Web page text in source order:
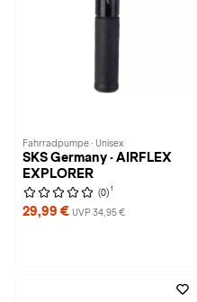
Fahrradpumpe · Unisex
SKS Germany · AIRFLEX
EXPLORER
(0) 1
29,99 € UVP 34,95 €